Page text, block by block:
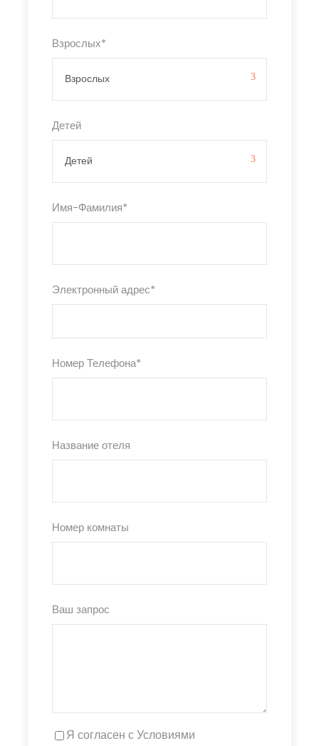
Взрослых*
Детей
Имя-Фамилия*
Электронный адрес*
Номер Телефона*
Название отеля
Номер комнаты
Ваш запрос
Я согласен с Условиями